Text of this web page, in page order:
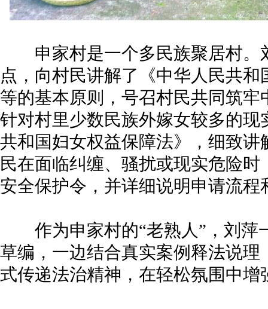
申家村是一个多民族聚居村。
点，向村民讲解了《中华人民共
等的基本原则，号召村民共同筑
针对村里少数民族外嫁女较多的
共和国妇女权益保障法》，细致
民在面临纠缠、骚扰或现实危险
安全保护令，并详细说明申请流程
作为申家村的“老熟人”，刘萍
草编，一边结合真实案例释法说
式传递法治精神，在轻松氛围中